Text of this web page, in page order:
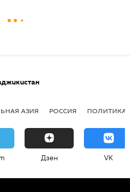
АЗИЯ РОССИЯ ПОЛИТИКА
Дзен VK